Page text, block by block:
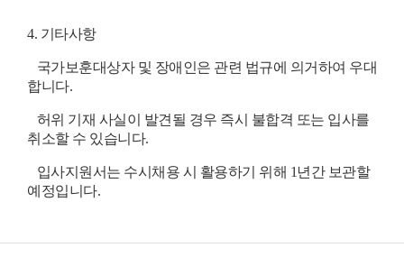
4. 기타사항
국가보훈대상자 및 장애인은 관련 법규에 의거하여 우대
합니다.
허위 기재 사실이 발견될 경우 즉시 불합격 또는 입사를
취소할 수 있습니다.
입사지원서는 수시채용 시 활용하기 위해 1년간 보관할
예정입니다.